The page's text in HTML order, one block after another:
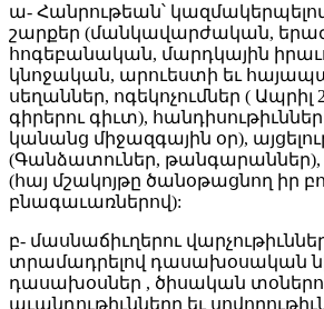
ա- Հանրութեան՝
շարքեր (մանկավարժական,
հոգեբանական, մարդկային
կնոջական, արուեստի եւ
սեղաններ, ոգեկոչումներ ( Ապրիլ
գիրերու գիւտ),
կանանց միջազգային օր),
(Գանձատուներ, թանգարաններ),
(հայ մշակոյթը ծանօթացնող իր
բնագաւառներով):
բ- մասնաճիւղերու
տրամադրելով դասախօսական
դասախօսներ , ծիսական
աւանդութիւնները եւ